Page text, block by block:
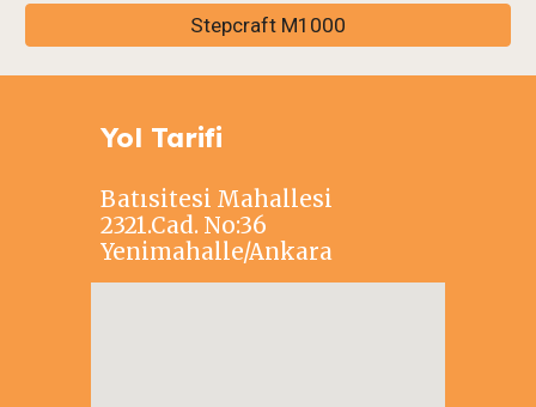
Stepcraft M1000
Yol Tarifi
Batısitesi Mahallesi
2321.Cad. No:36
Yenimahalle/Ankara